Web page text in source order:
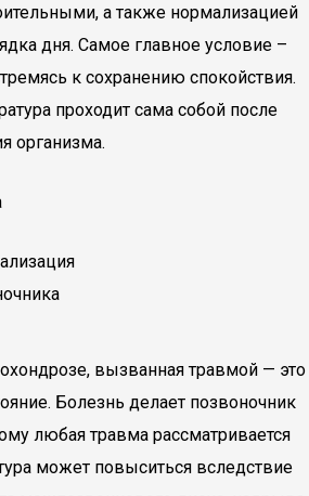
а также нормализацией
дня. Самое главное условие –
к сохранению спокойствия.
проходит сама собой после
организма.
вызванная травмой — это
Болезнь делает позвоночник
любая травма рассматривается
может повыситься вследствие